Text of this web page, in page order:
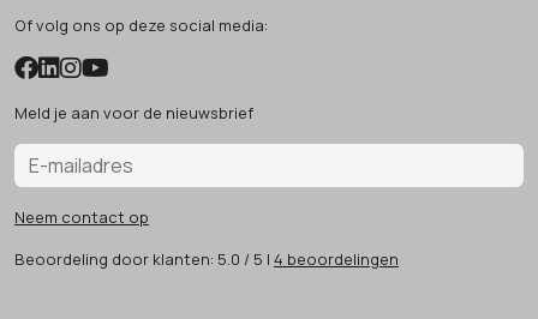
Of volg ons op deze social media:
Meld je aan voor de nieuwsbrief
Neem contact op
Beoordeling door klanten: 5.0 / 5 | 4 beoordelingen